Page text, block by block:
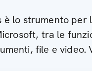
è lo strumento per
tra le
file e video.